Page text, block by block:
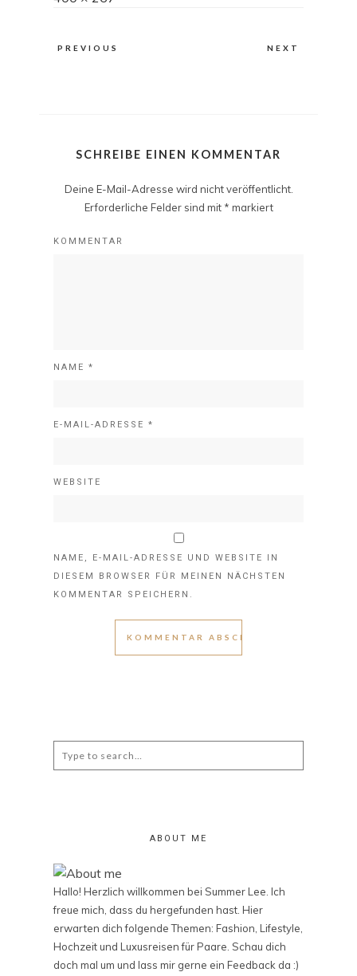
PREVIOUS NEXT
SCHREIBE EINEN KOMMENTAR
Deine E-Mail-Adresse wird nicht veröffentlicht.
Erforderliche Felder sind mit * markiert
KOMMENTAR
NAME *
E-MAIL-ADRESSE *
WEBSITE
NAME, E-MAIL-ADRESSE UND WEBSITE IN
DIESEM BROWSER FÜR MEINEN NÄCHSTEN
KOMMENTAR SPEICHERN.
Search
for:
ABOUT ME
Hallo! Herzlich willkommen bei Summer Lee. Ich
freue mich, dass du hergefunden hast. Hier
erwarten dich folgende Themen: Fashion, Lifestyle,
Hochzeit und Luxusreisen für Paare. Schau dich
doch mal um und lass mir gerne ein Feedback da :)